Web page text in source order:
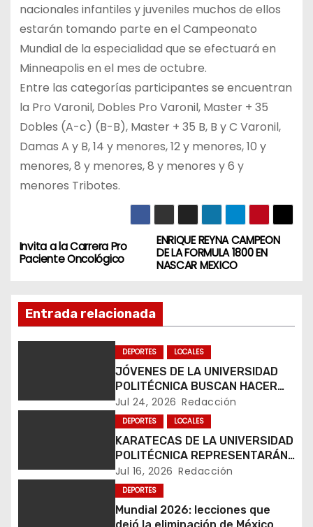
nacionales infantiles y juveniles muchos de ellos
estarán tomando parte en el Campeonato
Mundial de la especialidad que se efectuará en
Minneapolis en el mes de octubre.
Entre las categorías participantes se encuentran
la Pro Varonil, Dobles Pro Varonil, Master + 35
Dobles (A-c) (B-B), Master + 35 B, B y C Varonil,
Damas A y B, 14 y menores, 12 y menores, 10 y
menores, 8 y menores, 8 y menores y 6 y
menores Tribotes.
N
v
e
a
ó
ENRIQUE REYNA CAMPEON
DE LA FORMULA 1800 EN
NASCAR MEXICO
Invita a la Carrera Pro
Paciente Oncológico
Entrada relacionada
DEPORTES LOCALES
JÓVENES DE LA UNIVERSIDAD
POLITÉCNICA BUSCAN HACER
HISTORIA EN MUNDIAL DE
KARATE
Jul 24, 2026 Redacción
DEPORTES LOCALES
KARATECAS DE LA UNIVERSIDAD
POLITÉCNICA REPRESENTARÁN
A MÉXICO EN RUMANÍA
Jul 16, 2026 Redacción
DEPORTES
Mundial 2026: lecciones que